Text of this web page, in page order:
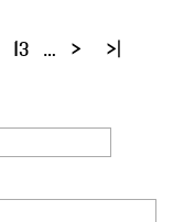
13 …